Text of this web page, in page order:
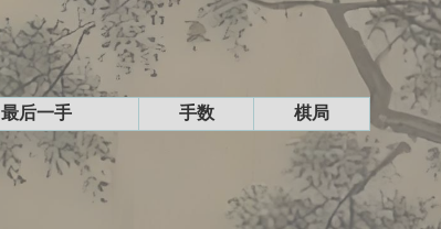
最后一手 手数 棋局